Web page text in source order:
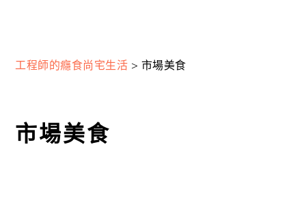
工程師的癮食尚宅生活 > 市場美食
市場美食